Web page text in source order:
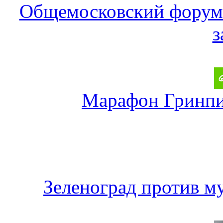
Общемосковский
Марафон
Зеленоград против